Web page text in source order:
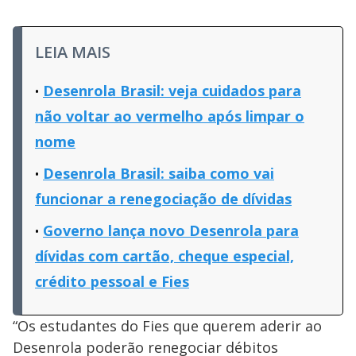
LEIA MAIS
Desenrola Brasil: veja cuidados para
não voltar ao vermelho após limpar o
nome
Desenrola Brasil: saiba como vai
funcionar a renegociação de dívidas
Governo lança novo Desenrola para
dívidas com cartão, cheque especial,
crédito pessoal e Fies
“Os estudantes do Fies que querem aderir ao
Desenrola poderão renegociar débitos